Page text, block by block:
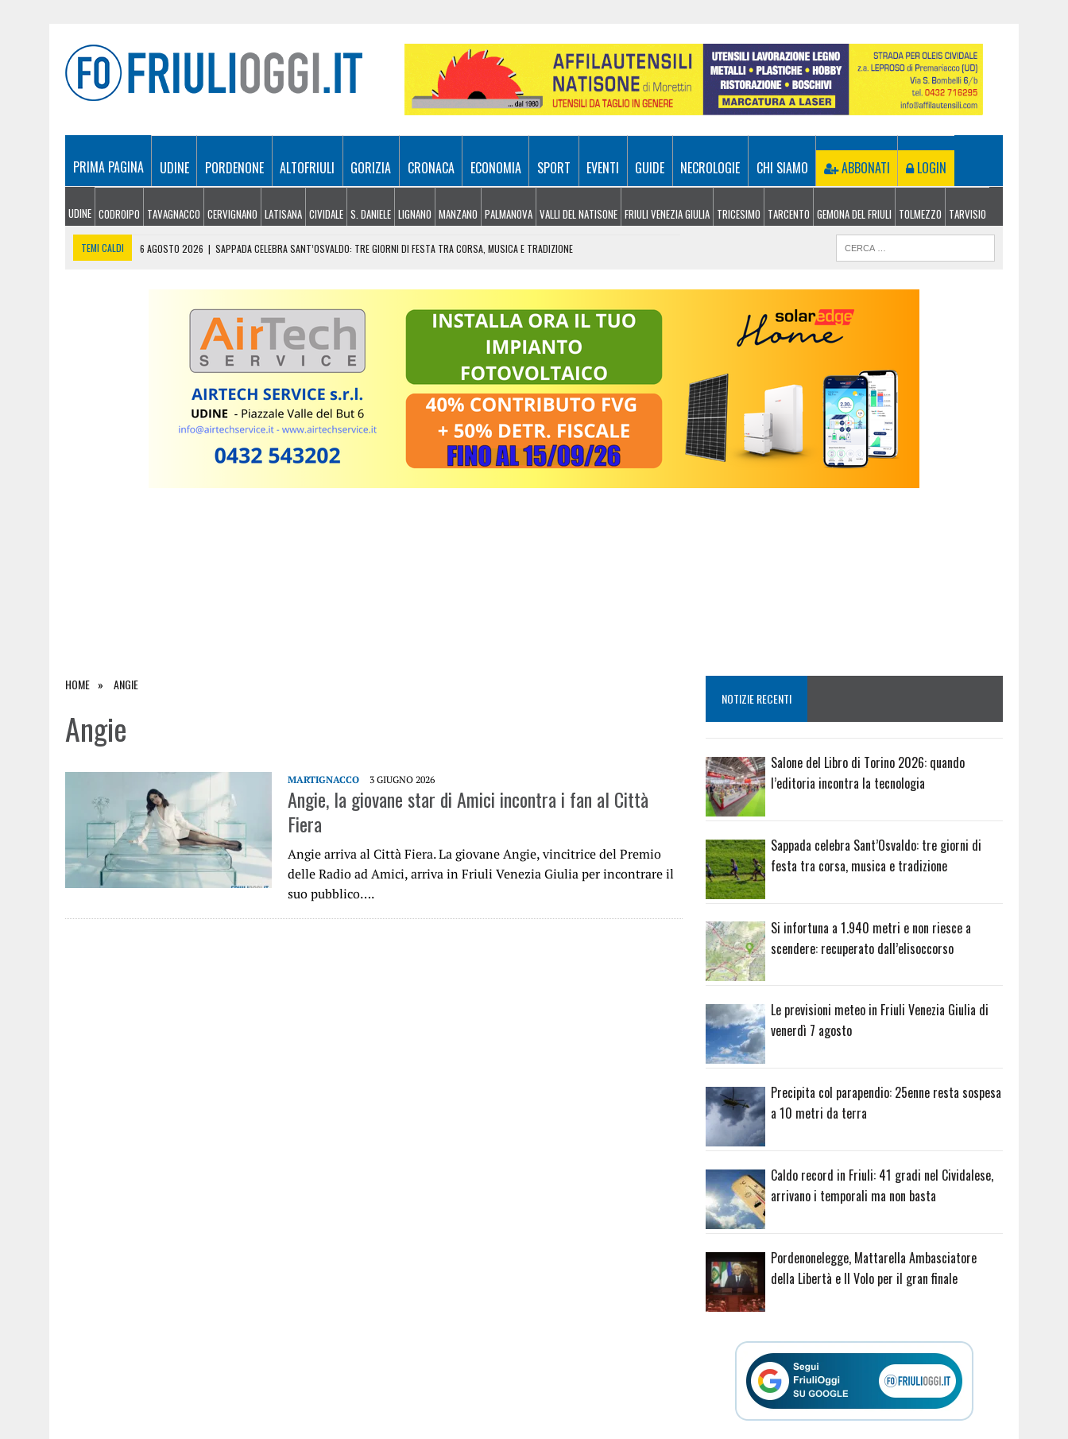
PRIMA PAGINA UDINE PORDENONE ALTOFRIULI GORIZIA CRONACA ECONOMIA SPORT EVENTI GUIDE NECROLOGIE CHI SIAMO ABBONATI LOGIN
UDINE CODROIPO TAVAGNACCO CERVIGNANO LATISANA CIVIDALE S. DANIELE LIGNANO MANZANO PALMANOVA VALLI DEL NATISONE FRIULI VENEZIA GIULIA TRICESIMO TARCENTO GEMONA DEL FRIULI TOLMEZZO TARVISIO
TEMI CALDI 6 AGOSTO 2026 | SAPPADA CELEBRA SANT’OSVALDO: TRE GIORNI DI FESTA TRA CORSA, MUSICA E TRADIZIONE
PRECIPITA COL PARAPENDIO: 25ENNE RESTA SOSPESA A 10 METRI DA TERRA
SALONE DEL LIBRO DI TORINO 2026: QUANDO L’EDITORIA INCONTRA LA TECNOLOGIA
HOME ANGIE
Angie
MARTIGNACCO 3 GIUGNO 2026
Angie, la giovane star di Amici incontra i fan al Città
Fiera
Angie arriva al Città Fiera. La giovane Angie, vincitrice del Premio
delle Radio ad Amici, arriva in Friuli Venezia Giulia per incontrare il
suo pubblico….
NOTIZIE RECENTI
Salone del Libro di Torino 2026: quando
l’editoria incontra la tecnologia
Sappada celebra Sant’Osvaldo: tre giorni di
festa tra corsa, musica e tradizione
Si infortuna a 1.940 metri e non riesce a
scendere: recuperato dall’elisoccorso
Le previsioni meteo in Friuli Venezia Giulia di
venerdì 7 agosto
Precipita col parapendio: 25enne resta sospesa
a 10 metri da terra
Caldo record in Friuli: 41 gradi nel Cividalese,
arrivano i temporali ma non basta
Pordenonelegge, Mattarella Ambasciatore
della Libertà e Il Volo per il gran finale